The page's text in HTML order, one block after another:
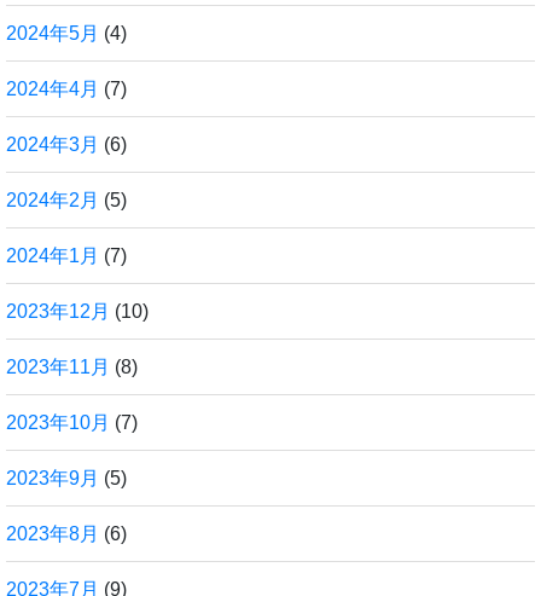
2024年5月 (4)
2024年4月 (7)
2024年3月 (6)
2024年2月 (5)
2024年1月 (7)
2023年12月 (10)
2023年11月 (8)
2023年10月 (7)
2023年9月 (5)
2023年8月 (6)
2023年7月 (9)